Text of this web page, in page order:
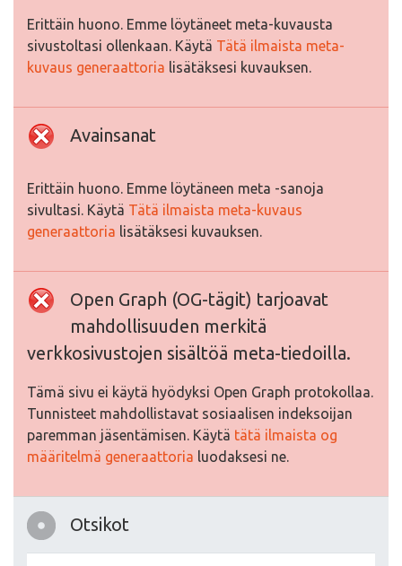
Erittäin huono. Emme löytäneet meta-kuvausta
sivustoltasi ollenkaan. Käytä Tätä ilmaista meta-
kuvaus generaattoria lisätäksesi kuvauksen.
Avainsanat
Erittäin huono. Emme löytäneen meta -sanoja
sivultasi. Käytä Tätä ilmaista meta-kuvaus
generaattoria lisätäksesi kuvauksen.
Open Graph (OG-tägit) tarjoavat
mahdollisuuden merkitä
verkkosivustojen sisältöä meta-tiedoilla.
Tämä sivu ei käytä hyödyksi Open Graph protokollaa.
Tunnisteet mahdollistavat sosiaalisen indeksoijan
paremman jäsentämisen. Käytä tätä ilmaista og
määritelmä generaattoria luodaksesi ne.
Otsikot